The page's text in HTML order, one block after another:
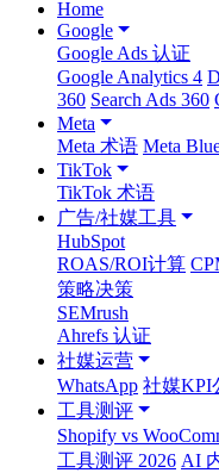
Home
Google
Google Ads 认证
Google Analytics 4
360 Search Ads 360
Meta
Meta 术语 Meta
TikTok
TikTok 术语
广告/社媒工具
HubSpot
ROAS/ROI计算
策略决策
SEMrush
Ahrefs 认证
社媒运营
WhatsApp 社媒KPI
工具测评
Shopify vs
工具测评 2026 AI